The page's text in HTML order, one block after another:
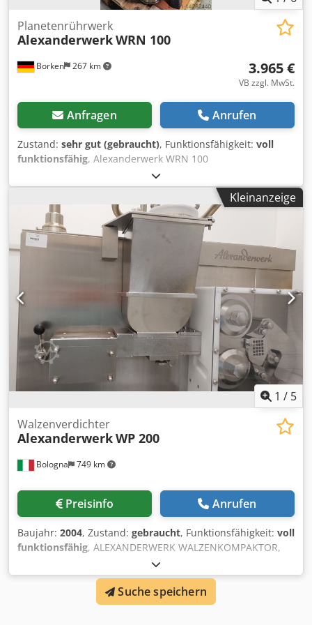
Borken 267 km
Planetenrührwerk
AlexanderwerkWRN 100
3.965 €
VB zzgl. MwSt.
Anfragen Anrufen
Zustand: sehr gut (gebraucht), Funktionsfähigkeit: voll
funktionsfähig, Alexanderwerk WRN 100
Planetenrührwerk Leistungsfähige Rühr- und
Schlagmaschinen für den professionellen Einsatz. Mit 100
Liter Rührschüssel, Kunststoffschutzschirm • Rühren,
Schlagen und Kneten von Teigen, Fleisch und schaumigen
Massen • Rührkesselinhalt 100 Liter Volumen • Fester
Schutzschirm aus Kunststoff • 400 V, 50 Hz • inkl. Rührer,
Besen und Knethaken Anwendung Kneten, Mischen,
Rühren, Schlagen Eine Finanzierung durch unsere Bank ist
auch möglich. komplett-konzept.leasingo.de Weitere
Artikel neu und gebraucht - finden Sie in unserem Shop!
Dedoqx N Akspfx Am Rekr International shipping costs on
request!
Kleinanzeige
1 / 5
Bologna 749 km
Walzenverdichter
AlexanderwerkWP 200
Preisinfo Anrufen
Baujahr: 2004, Zustand: gebraucht, Funktionsfähigkeit: voll
funktionsfähig, ALEXANDERWERK WALZENKOMPAKTOR,
MODELL WP 200 Maschine zur Verdichtung des
Rohmaterials erfolgt ausschließlich über Presswalzen
unter hydraulischem Druck. Speziell für den Einsatz im
Produktionsbereich konzipiert. Baujahr: 2004. MERKMALE -
Suche speichern